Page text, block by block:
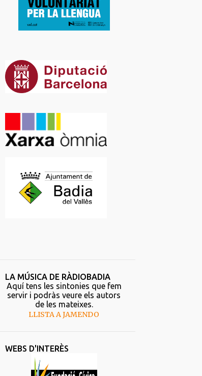
LA MÚSICA DE RÀDIOBADIA
Aquí tens les sintonies que fem
servir i podràs veure els autors
de les mateixes.
LLISTA A JAMENDO
WEBS D'INTERÈS